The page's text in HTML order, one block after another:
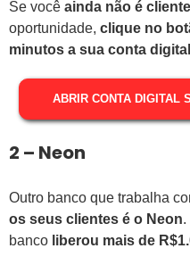
Se você ainda não é
oportunidade, clique no
minutos a sua conta
ABRIR CONTA DIGITAL
2 – Neon
Outro banco que trabalha
os seus clientes é o Neon.
banco liberou mais de